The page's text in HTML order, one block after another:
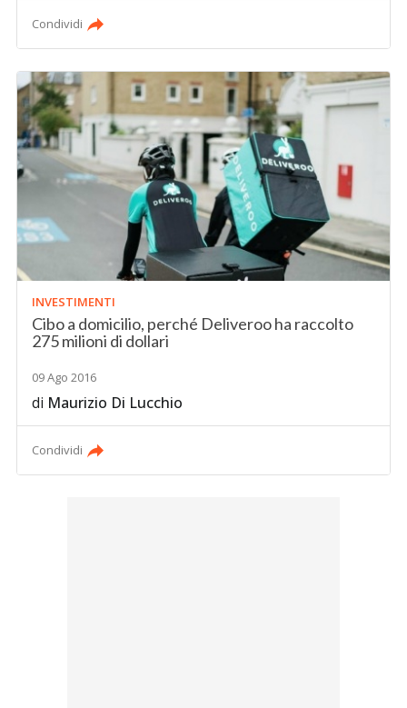
Condividi
INVESTIMENTI
Cibo a domicilio, perché Deliveroo ha raccolto
275 milioni di dollari
09 Ago 2016
di Maurizio Di Lucchio
Condividi